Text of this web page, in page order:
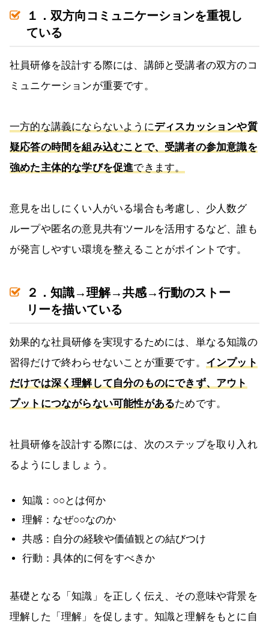
１．双方向コミュニケーションを重視し
ている
社員研修を設計する際には、講師と受講者の双方のコ
ミュニケーションが重要です。
一方的な講義にならないようにディスカッションや質
疑応答の時間を組み込むことで、受講者の参加意識を
強めた主体的な学びを促進できます。
意見を出しにくい人がいる場合も考慮し、少人数グ
ループや匿名の意見共有ツールを活用するなど、誰も
が発言しやすい環境を整えることがポイントです。
２．知識→理解→共感→行動のストー
リーを描いている
効果的な社員研修を実現するためには、単なる知識の
習得だけで終わらせないことが重要です。 インプット
だけでは深く理解して自分のものにできず、アウト
プットにつながらない可能性があるためです。
社員研修を設計する際には、次のステップを取り入れ
るようにしましょう。
知識：○○とは何か
理解：なぜ○○なのか
共感：自分の経験や価値観との結びつけ
行動：具体的に何をすべきか
基礎となる「知識」を正しく伝え、その意味や背景を
理解した「理解」を促します。知識と理解をもとに自